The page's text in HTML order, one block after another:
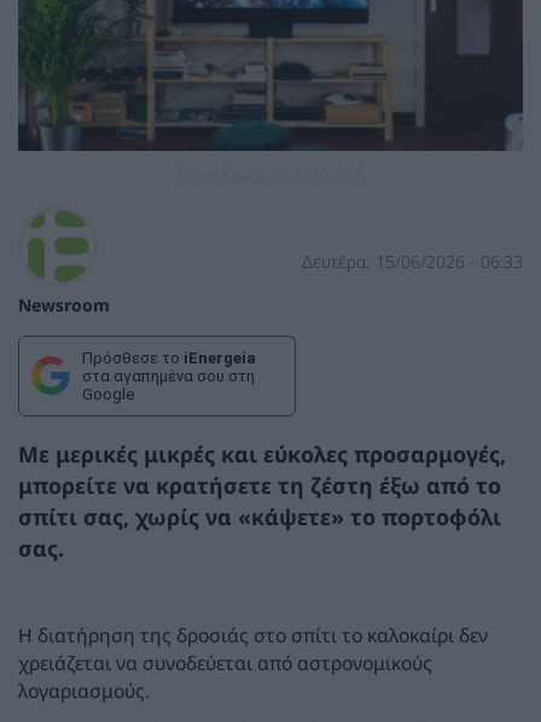
Newsroom
Δευτέρα, 15/06/2026 - 06:33
Πρόσθεσε το iEnergeia
στα αγαπημένα σου στη
Google
Με μερικές μικρές και εύκολες προσαρμογές,
μπορείτε να κρατήσετε τη ζέστη έξω από το
σπίτι σας, χωρίς να «κάψετε» το πορτοφόλι
σας.
Η διατήρηση της δροσιάς στο σπίτι το καλοκαίρι δεν
χρειάζεται να συνοδεύεται από αστρονομικούς
λογαριασμούς.